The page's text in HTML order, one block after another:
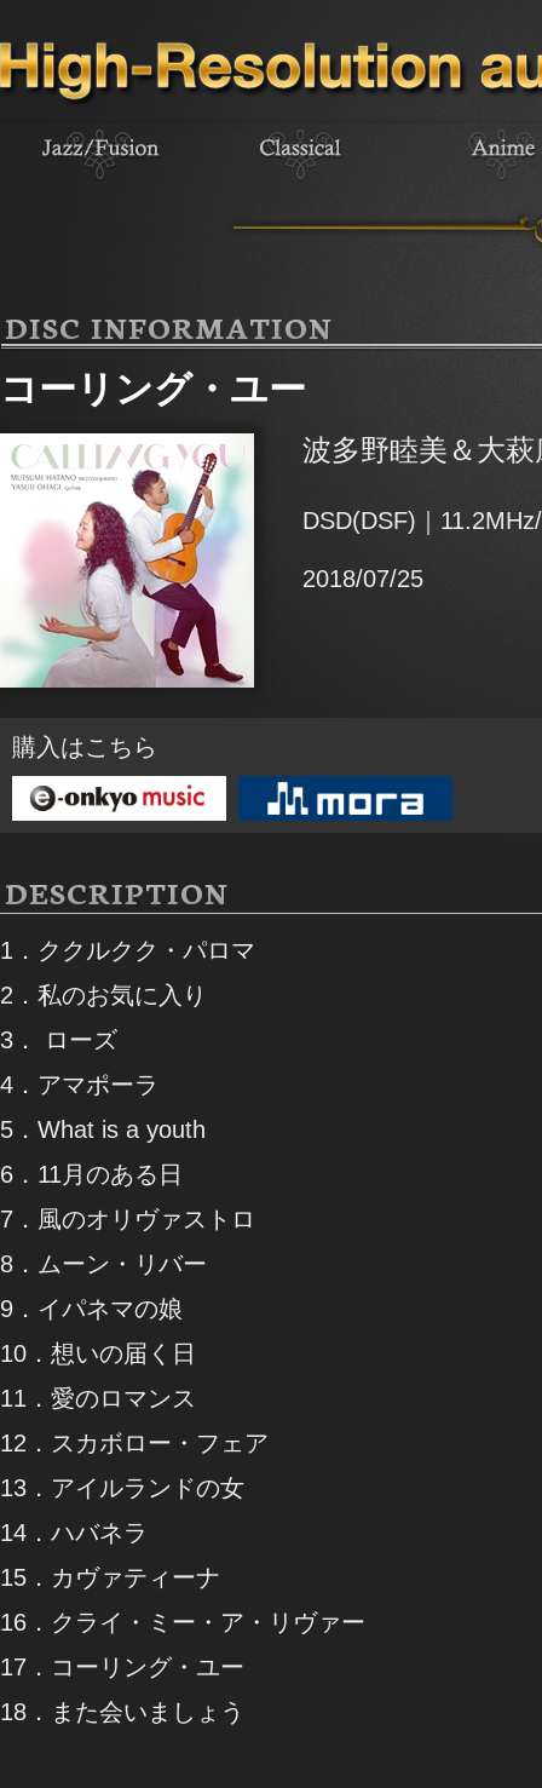
DISC INFORMATION
コーリング・ユー
波多野睦美＆大萩
DSD(DSF)｜
2018/07/25
購入はこちら
DESCRIPTION
1．ククルクク・パロマ
2．私のお気に入り
3． ローズ
4．アマポーラ
5．What is a youth
6．11月のある日
7．風のオリヴァストロ
8．ムーン・リバー
9．イパネマの娘
10．想いの届く日
11．愛のロマンス
12．スカボロー・フェア
13．アイルランドの女
14．ハバネラ
15．カヴァティーナ
16．クライ・ミー・ア・リヴァー
17．コーリング・ユー
18．また会いましょう